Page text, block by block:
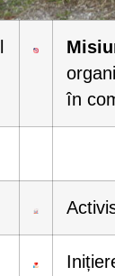
în